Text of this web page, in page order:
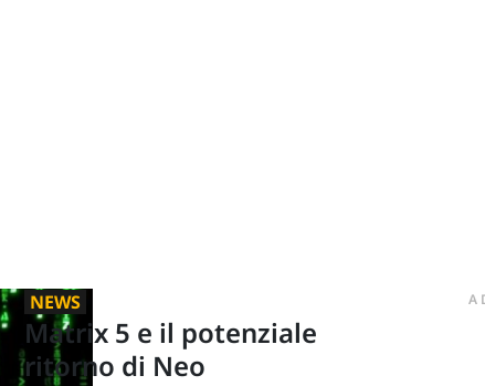
NEWS
Matrix 5 e il potenziale
ritorno di Neo